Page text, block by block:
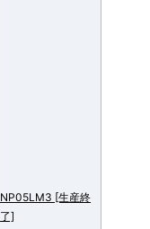
NP05LM3 [生産終
了]